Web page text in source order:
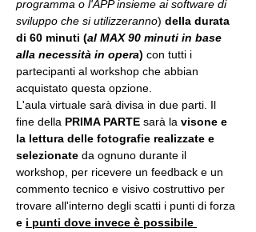
programma o l'APP insieme ai software di
sviluppo che si utilizzeranno) della durata
di 60 minuti (al MAX 90 minuti in base
alla necessità in opera) con tutti i
partecipanti al workshop che abbian
acquistato questa opzione.
L'aula virtuale sarà divisa in due parti. Il
fine della PRIMA PARTE sarà la visone e
la lettura delle fotografie realizzate e
selezionate da ognuno durante il
workshop, per ricevere un feedback e un
commento tecnico e visivo costruttivo per
trovare all'interno degli scatti i punti di forza
e i punti dove invece è possibile